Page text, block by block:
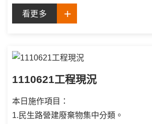
看更多
1110621工程現況
本日施作項目：
1.民生路營建廢棄物集中分類。